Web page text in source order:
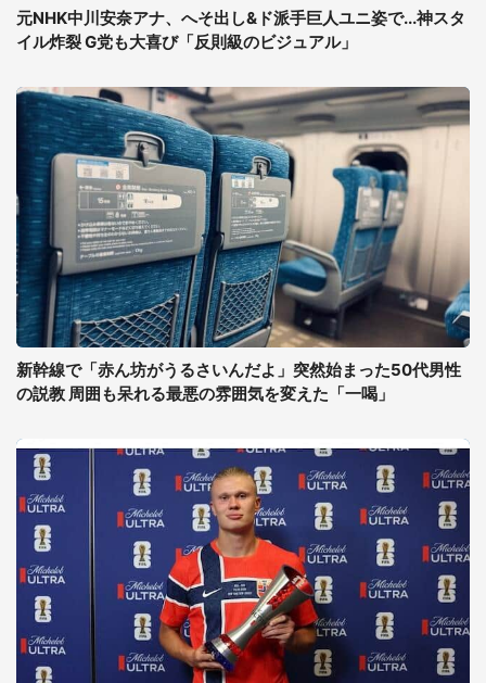
元NHK中川安奈アナ、へそ出し&ド派手巨人ユニ姿で...神スタ
イル炸裂 G党も大喜び「反則級のビジュアル」
新幹線で「赤ん坊がうるさいんだよ」突然始まった50代男性
の説教 周囲も呆れる最悪の雰囲気を変えた「一喝」